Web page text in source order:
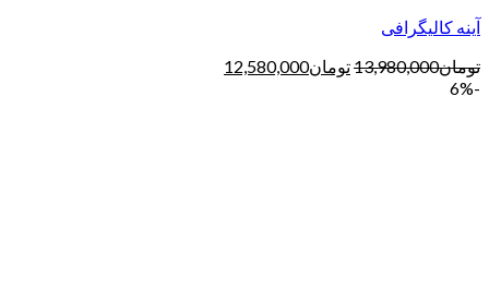
آینه کالیگرافی
تومان13,980,000تومان12,580,000
-6%